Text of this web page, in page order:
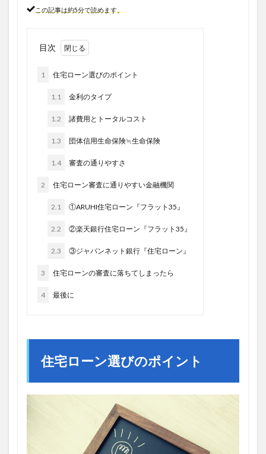
この記事は約5分で読めます。
目次
1 住宅ローン選びのポイント
1.1 金利のタイプ
1.2 諸費用とトータルコスト
1.3 団体信用生命保険≒生命保険
1.4 審査の通りやすさ
2 住宅ローン審査に通りやすい金融機関
2.1 ①ARUHI住宅ローン『フラット35』
2.2 ②楽天銀行住宅ローン『フラット35』
2.3 ③ジャパンネット銀行『住宅ローン』
3 住宅ローンの審査に落ちてしまったら
4 最後に
住宅ローン選びのポイント